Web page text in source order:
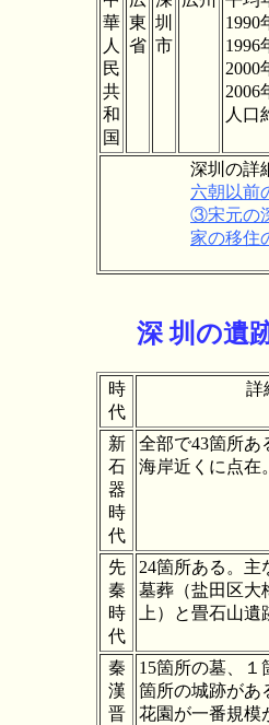
華
人
民
共
和
国
東
省
圳
市
人口
深圳の詳
六朝以前
③宋元の
家の移住
深 圳の遺
時
代
詳
新
石
器
時
代
全部で43箇所あ
海岸近くに点在。
先
秦
時
代
24箇所ある。主
墓葬（盐田区大
上）と畳石山遺
秦
漢
晋
15箇所の墓、１
箇所の城跡があ
花園が一番規模